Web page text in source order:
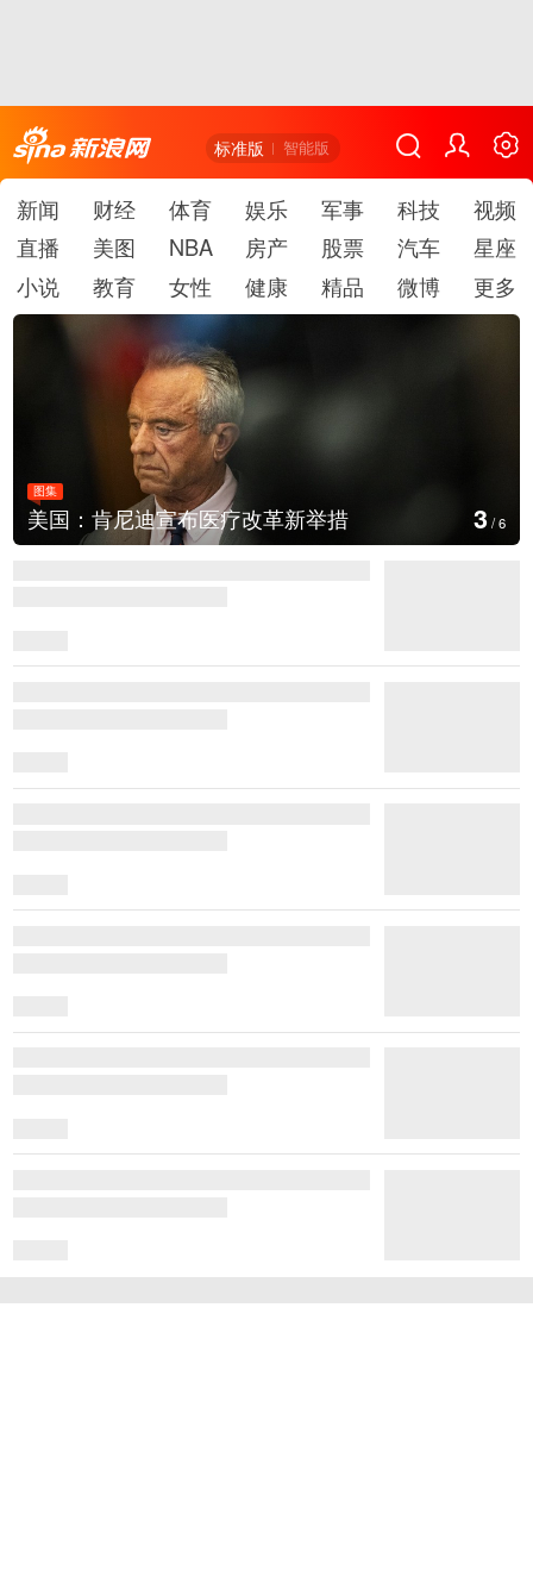
标准版 智能版
新闻 财经 体育 娱乐 军事 科技
视频
直播
美图 NBA 房产 股票 汽车
星座
小说
教育 女性 健康 精品 微博 更多
图集
美国：肯尼迪宣布医疗改革新举措 4 /6